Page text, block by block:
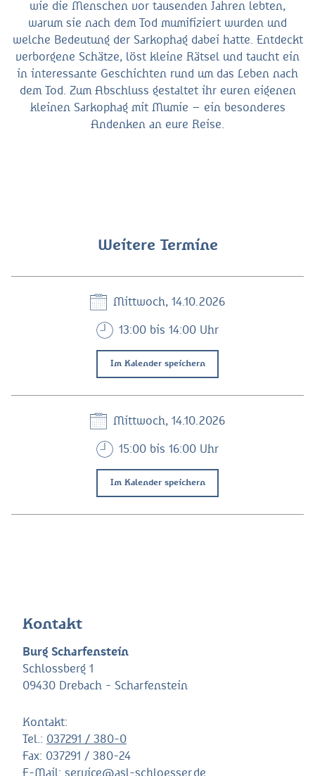
wie die Menschen vor tausenden Jahren lebten,
warum sie nach dem Tod mumifiziert wurden und
welche Bedeutung der Sarkophag dabei hatte. Entdeckt
verborgene Schätze, löst kleine Rätsel und taucht ein
in interessante Geschichten rund um das Leben nach
dem Tod. Zum Abschluss gestaltet ihr euren eigenen
kleinen Sarkophag mit Mumie – ein besonderes
Andenken an eure Reise.
Weitere Termine
Mittwoch, 14.10.2026
13:00 bis 14:00 Uhr
Im Kalender speichern
Mittwoch, 14.10.2026
15:00 bis 16:00 Uhr
Im Kalender speichern
Kontakt
Burg Scharfenstein
Schlossberg 1
09430 Drebach - Scharfenstein
Kontakt:
Tel.: 037291 / 380-0
Fax: 037291 / 380-24
E-Mail: service@asl-schloesser.de